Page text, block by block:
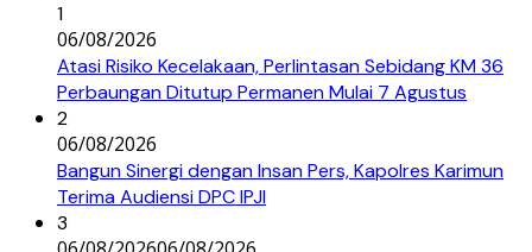
1
06/08/2026
Atasi Risiko Kecelakaan, Perlintasan Sebidang KM 36
Perbaungan Ditutup Permanen Mulai 7 Agustus
2
06/08/2026
Bangun Sinergi dengan Insan Pers, Kapolres Karimun
Terima Audiensi DPC IPJI
3